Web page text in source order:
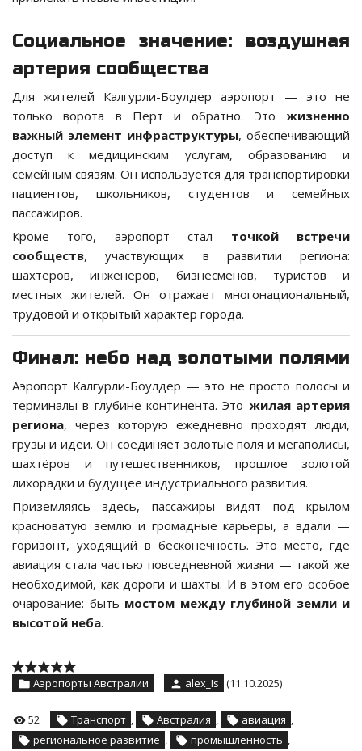
Социальное значение: воздушная
артерия сообщества
Для жителей Калгурли-Боулдер аэропорт — это не
только ворота в Перт и обратно. Это жизненно
важный элемент инфраструктуры, обеспечивающий
доступ к медицинским услугам, образованию и
семейным связям. Он используется для транспортировки
пациентов, школьников, студентов и семейных
пассажиров.
Кроме того, аэропорт стал точкой встречи
сообществ, участвующих в развитии региона:
шахтёров, инженеров, бизнесменов, туристов и
местных жителей. Он отражает многонациональный,
трудовой и открытый характер города.
Финал: небо над золотыми полями
Аэропорт Калгурли-Боулдер — это не просто полосы и
терминалы в глубине континента. Это жилая артерия
региона, через которую ежедневно проходят люди,
грузы и идеи. Он соединяет золотые поля и мегаполисы,
шахтёров и путешественников, прошлое золотой
лихорадки и будущее индустриального развития.
Приземляясь здесь, пассажиры видят под крылом
красноватую землю и громадные карьеры, а вдали —
горизонт, уходящий в бесконечность. Это место, где
авиация стала частью повседневной жизни — такой же
необходимой, как дороги и шахты. И в этом его особое
очарование: быть мостом между глубиной земли и
высотой неба.
Аэропорты Австралии alex_Is (11.10.2025)
52 Транспорт , Австралия , авиация ,
региональное развитие , промышленность ,